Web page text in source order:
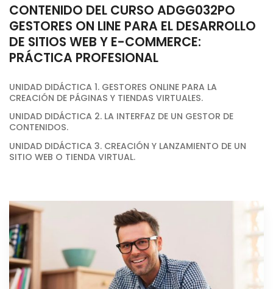
CONTENIDO DEL CURSO ADGG032PO
GESTORES ON LINE PARA EL DESARROLLO
DE SITIOS WEB Y E-COMMERCE:
PRÁCTICA PROFESIONAL
UNIDAD DIDÁCTICA 1. GESTORES ONLINE PARA LA
CREACIÓN DE PÁGINAS Y TIENDAS VIRTUALES.
UNIDAD DIDÁCTICA 2. LA INTERFAZ DE UN GESTOR DE
CONTENIDOS.
UNIDAD DIDÁCTICA 3. CREACIÓN Y LANZAMIENTO DE UN
SITIO WEB O TIENDA VIRTUAL.